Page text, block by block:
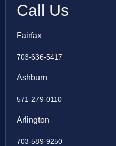
Call Us
Fairfax
703-636-5417
Ashburn
571-279-0110
Arlington
703-589-9250